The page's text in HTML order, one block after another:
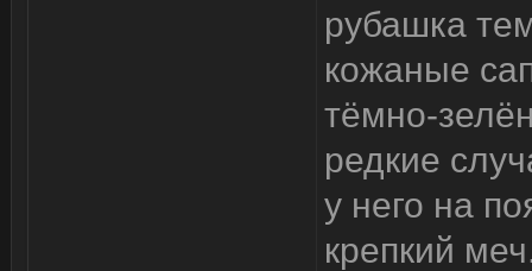
рубашка
кожаные
тёмно-
редкие
у него на
крепкий